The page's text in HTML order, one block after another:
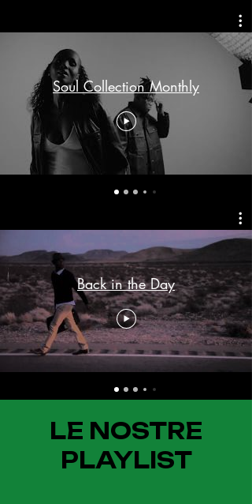
Soul Collection Monthly
Back in the Day
LE NOSTRE
PLAYLIST